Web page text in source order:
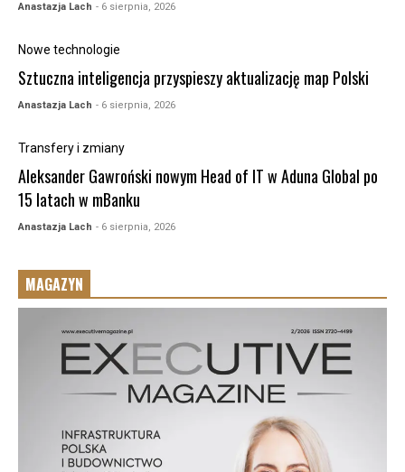
Anastazja Lach - 6 sierpnia, 2026
Nowe technologie
Sztuczna inteligencja przyspieszy aktualizację map Polski
Anastazja Lach - 6 sierpnia, 2026
Transfery i zmiany
Aleksander Gawroński nowym Head of IT w Aduna Global po
15 latach w mBanku
Anastazja Lach - 6 sierpnia, 2026
MAGAZYN